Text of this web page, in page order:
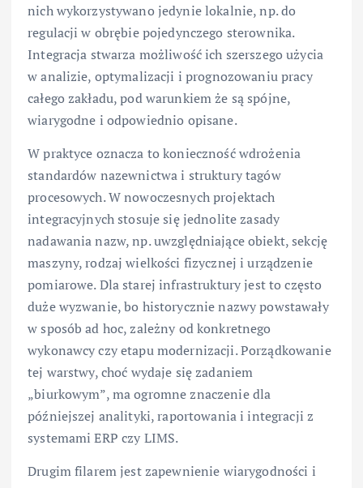
nich wykorzystywano jedynie lokalnie, np. do
regulacji w obrębie pojedynczego sterownika.
Integracja stwarza możliwość ich szerszego użycia
w analizie, optymalizacji i prognozowaniu pracy
całego zakładu, pod warunkiem że są spójne,
wiarygodne i odpowiednio opisane.
W praktyce oznacza to konieczność wdrożenia
standardów nazewnictwa i struktury tagów
procesowych. W nowoczesnych projektach
integracyjnych stosuje się jednolite zasady
nadawania nazw, np. uwzględniające obiekt, sekcję
maszyny, rodzaj wielkości fizycznej i urządzenie
pomiarowe. Dla starej infrastruktury jest to często
duże wyzwanie, bo historycznie nazwy powstawały
w sposób ad hoc, zależny od konkretnego
wykonawcy czy etapu modernizacji. Porządkowanie
tej warstwy, choć wydaje się zadaniem
„biurkowym”, ma ogromne znaczenie dla
późniejszej analityki, raportowania i integracji z
systemami ERP czy LIMS.
Drugim filarem jest zapewnienie wiarygodności i